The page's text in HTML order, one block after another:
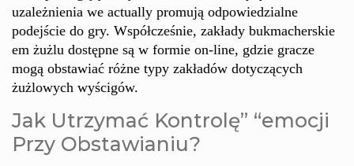
uzależnienia we actually promują odpowiedzialne
podejście do gry. Współcześnie, zakłady bukmacherskie
em żużlu dostępne są w formie on-line, gdzie gracze
mogą obstawiać różne typy zakładów dotyczących
żużlowych wyścigów.
Jak Utrzymać Kontrolę” “emocji
Przy Obstawianiu?